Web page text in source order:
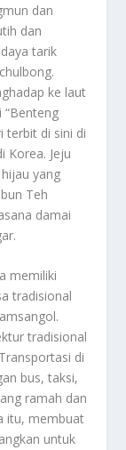
dan
dan
tarik
ke laut
“Benteng
terbit di sini di
Korea. Jeju
yang
Teh
damai
memiliki
tradisional
tradisional
di
bus, taksi,
ramah dan
itu, membuat
untuk